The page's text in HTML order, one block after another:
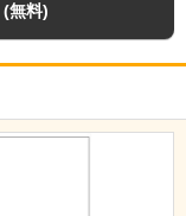
(無料)